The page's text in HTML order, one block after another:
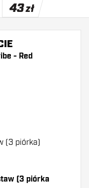
43zł
- Red
(3 piórka)
(3 piórka